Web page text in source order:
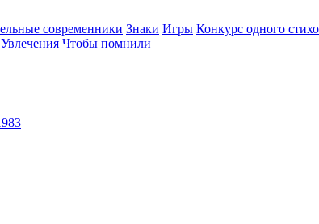
современники Знаки Игры Конкурс одного
Увлечения Чтобы помнили